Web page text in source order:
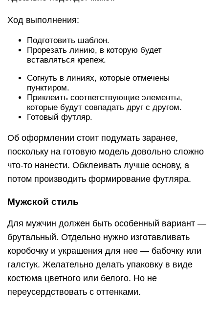
Ход выполнения:
Подготовить шаблон.
Прорезать линию, в которую будет
вставляться крепеж.
Согнуть в линиях, которые отмечены
пунктиром.
Приклеить соответствующие элементы,
которые будут совпадать друг с другом.
Готовый футляр.
Об оформлении стоит подумать заранее,
поскольку на готовую модель довольно сложно
что-то нанести. Обклеивать лучше основу, а
потом производить формирование футляра.
Мужской стиль
Для мужчин должен быть особенный вариант —
брутальный. Отдельно нужно изготавливать
коробочку и украшения для нее — бабочку или
галстук. Желательно делать упаковку в виде
костюма цветного или белого. Но не
переусердствовать с оттенками.